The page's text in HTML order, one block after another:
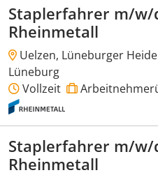
Staplerfahrer m/w/
Rheinmetall
Uelzen, Lüneburger
Lüneburg
Vollzeit
Staplerfahrer m/w/
Rheinmetall